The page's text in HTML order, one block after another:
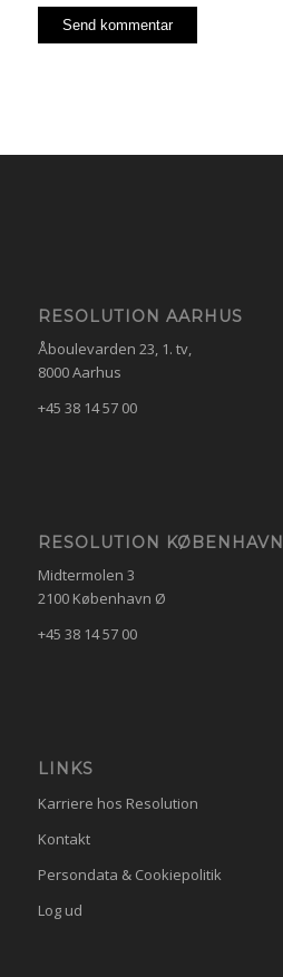
RESOLUTION AARHUS
Åboulevarden 23, 1. tv,
8000 Aarhus
+45 38 14 57 00
RESOLUTION KØBENHAVN
Midtermolen 3
2100 København Ø
+45 38 14 57 00
LINKS
Karriere hos Resolution
Kontakt
Persondata & Cookiepolitik
Log ud